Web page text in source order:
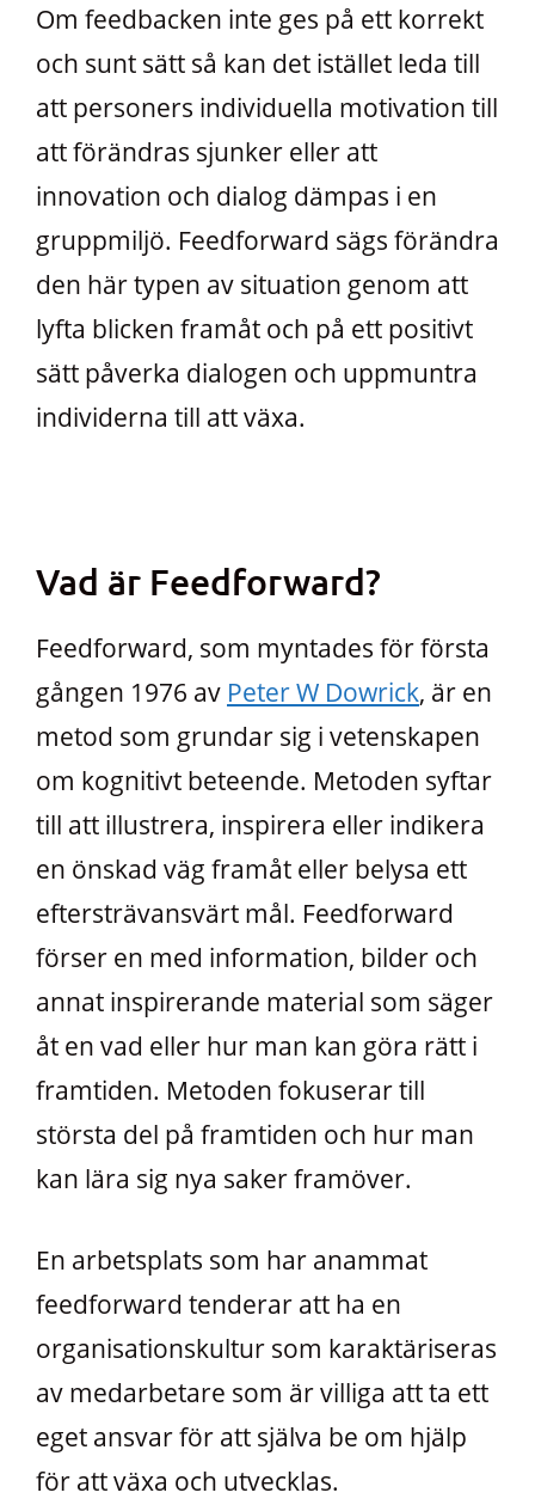
Om feedbacken inte ges på ett korrekt
och sunt sätt så kan det istället leda till
att personers individuella motivation till
att förändras sjunker eller att
innovation och dialog dämpas i en
gruppmiljö. Feedforward sägs förändra
den här typen av situation genom att
lyfta blicken framåt och på ett positivt
sätt påverka dialogen och uppmuntra
individerna till att växa.
Vad är Feedforward?
Feedforward, som myntades för första
gången 1976 av Peter W Dowrick, är en
metod som grundar sig i vetenskapen
om kognitivt beteende. Metoden syftar
till att illustrera, inspirera eller indikera
en önskad väg framåt eller belysa ett
eftersträvansvärt mål. Feedforward
förser en med information, bilder och
annat inspirerande material som säger
åt en vad eller hur man kan göra rätt i
framtiden. Metoden fokuserar till
största del på framtiden och hur man
kan lära sig nya saker framöver.
En arbetsplats som har anammat
feedforward tenderar att ha en
organisationskultur som karaktäriseras
av medarbetare som är villiga att ta ett
eget ansvar för att själva be om hjälp
för att växa och utvecklas.